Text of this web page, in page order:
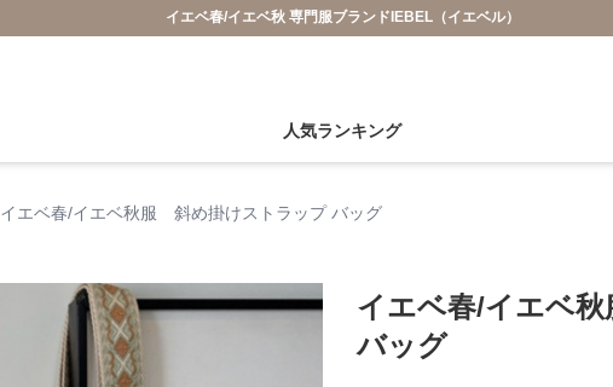
イエベ春/イエベ秋 専門服ブランドIEBEL（イエベル）
人気ランキング
イエベ春/イエベ秋服 斜め掛けストラップ バッグ
イエベ春/イエベ
バッグ